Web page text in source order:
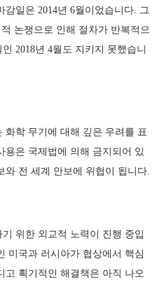
일은 2014년 6월이었습니다. 그
논쟁으로 인해 절차가 반복적으
2018년 4월도 지키지 못했습니
화학 무기에 대해 깊은 우려를 표
용은 국제법에 의해 금지되어 있
와 전 세계 안보에 위협이 됩니다.
위한 외교적 노력이 진행 중입
미국과 러시아가 협상에서 핵심
고 획기적인 해결책은 아직 나오